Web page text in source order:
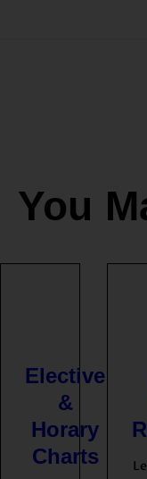
You
Elective
&
Horary
Charts